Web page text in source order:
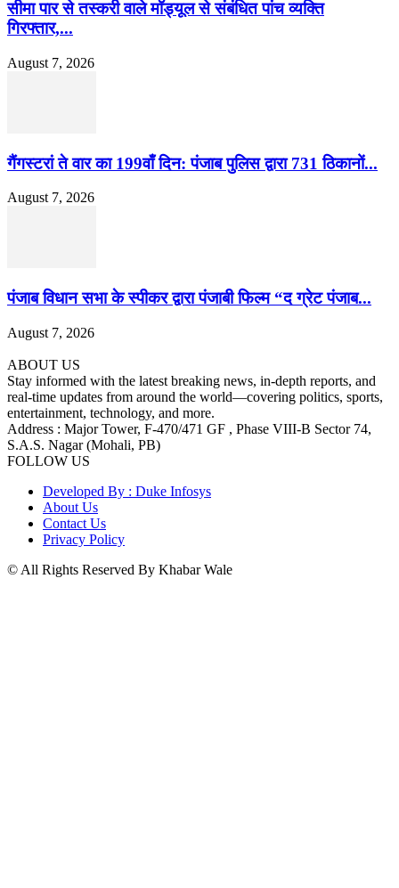
सीमा पार से तस्करी वाले मॉड्यूल से संबंधित पांच व्यक्ति
गिरफ्तार,...
August 7, 2026
गैंगस्टरां ते वार का 199वाँ दिन: पंजाब पुलिस द्वारा 731 ठिकानों...
August 7, 2026
पंजाब विधान सभा के स्पीकर द्वारा पंजाबी फिल्म “द ग्रेट पंजाब...
August 7, 2026
ABOUT US
Stay informed with the latest breaking news, in-depth reports, and
real-time updates from around the world—covering politics, sports,
entertainment, technology, and more.
Address : Major Tower, F-470/471 GF , Phase VIII-B Sector 74,
S.A.S. Nagar (Mohali, PB)
FOLLOW US
Developed By : Duke Infosys
About Us
Contact Us
Privacy Policy
© All Rights Reserved By Khabar Wale